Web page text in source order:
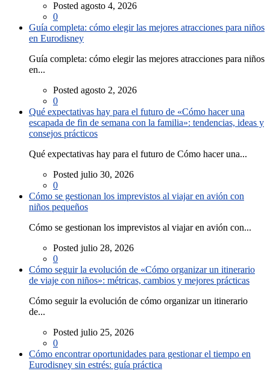
Posted agosto 4, 2026
0
Guía completa: cómo elegir las mejores atracciones para niños
en Eurodisney
Guía completa: cómo elegir las mejores atracciones para niños
en...
Posted agosto 2, 2026
0
Qué expectativas hay para el futuro de «Cómo hacer una
escapada de fin de semana con la familia»: tendencias, ideas y
consejos prácticos
Qué expectativas hay para el futuro de Cómo hacer una...
Posted julio 30, 2026
0
Cómo se gestionan los imprevistos al viajar en avión con
niños pequeños
Cómo se gestionan los imprevistos al viajar en avión con...
Posted julio 28, 2026
0
Cómo seguir la evolución de «Cómo organizar un itinerario
de viaje con niños»: métricas, cambios y mejores prácticas
Cómo seguir la evolución de cómo organizar un itinerario
de...
Posted julio 25, 2026
0
Cómo encontrar oportunidades para gestionar el tiempo en
Eurodisney sin estrés: guía práctica